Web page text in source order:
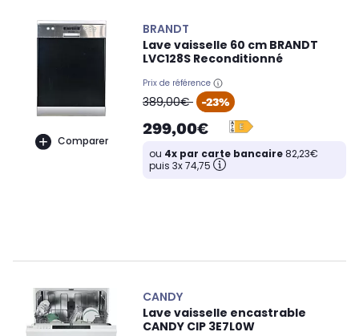
Comparer
BRANDT
Lave vaisselle 60 cm BRANDT
LVC128S Reconditionné
Prix de référence
oldPrice
389,00€ -23%
299,00€
ou 4x par carte bancaire82,23€
puis 3x 74,75
CANDY
Lave vaisselle encastrable
CANDY CIP 3E7L0W